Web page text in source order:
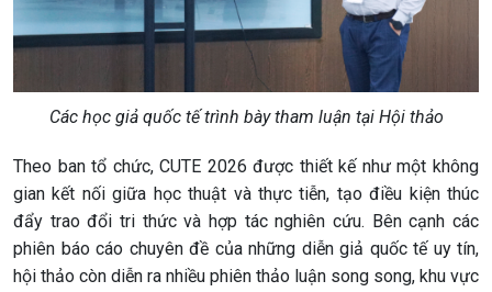
Các học giả quốc tế trình bày tham luận tại Hội thảo
Theo ban tổ chức, CUTE 2026 được thiết kế như một không
gian kết nối giữa học thuật và thực tiễn, tạo điều kiện thúc
đẩy trao đổi tri thức và hợp tác nghiên cứu. Bên cạnh các
phiên báo cáo chuyên đề của những diễn giả quốc tế uy tín,
hội thảo còn diễn ra nhiều phiên thảo luận song song, khu vực